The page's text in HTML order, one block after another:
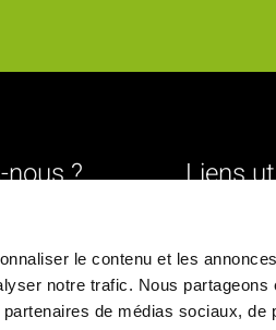
le contenu et les
notre trafic. Nous partageons
de médias sociaux, de
? Liens
Mentions
Conditions
Paiement